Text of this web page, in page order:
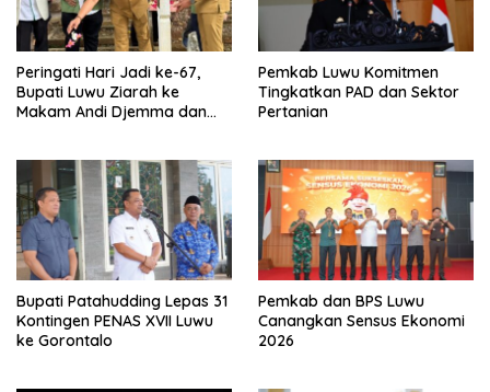
Peringati Hari Jadi ke-67,
Bupati Luwu Ziarah ke
Makam Andi Djemma dan
Pemkab Luwu Komitmen
Tingkatkan PAD dan Sektor
Pertanian
Bupati Patahudding Lepas 31
Kontingen PENAS XVII Luwu
ke Gorontalo
Pemkab dan BPS Luwu
Canangkan Sensus Ekonomi
2026